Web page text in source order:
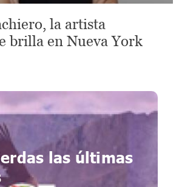
la artista
brilla en Nueva York
las últimas